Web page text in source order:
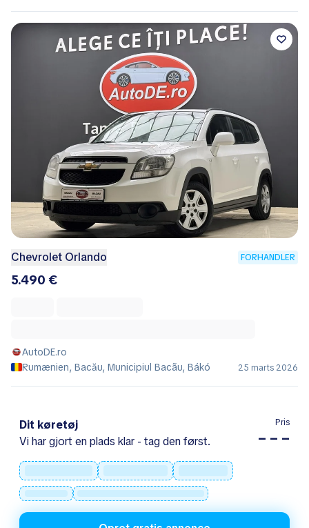
Chevrolet Orlando FORHANDLER
5.490 €
AutoDE.ro
Rumænien, Bacău, Municipiul Bacãu, Bákó
25 marts 2026
Dit køretøj
Vi har gjort en plads klar - tag den først.
Pris
– – –